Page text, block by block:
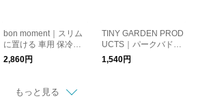
bon moment｜スリム
に置ける 車用 保冷バ
ッグ シートバッグポ
ケット
2,860円
TINY GARDEN PROD
UCTS｜パークバドミ
ントン
1,540円
もっと見る